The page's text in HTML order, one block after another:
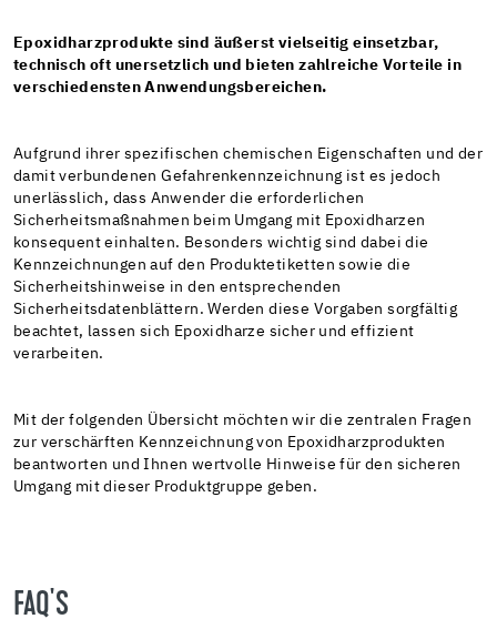
Epoxidharzprodukte sind äußerst vielseitig einsetzbar,
technisch oft unersetzlich und bieten zahlreiche Vorteile in
verschiedensten Anwendungsbereichen.
Aufgrund ihrer spezifischen chemischen Eigenschaften und der
damit verbundenen Gefahrenkennzeichnung ist es jedoch
unerlässlich, dass Anwender die erforderlichen
Sicherheitsmaßnahmen beim Umgang mit Epoxidharzen
konsequent einhalten. Besonders wichtig sind dabei die
Kennzeichnungen auf den Produktetiketten sowie die
Sicherheitshinweise in den entsprechenden
Sicherheitsdatenblättern. Werden diese Vorgaben sorgfältig
beachtet, lassen sich Epoxidharze sicher und effizient
verarbeiten.
Mit der folgenden Übersicht möchten wir die zentralen Fragen
zur verschärften Kennzeichnung von Epoxidharzprodukten
beantworten und Ihnen wertvolle Hinweise für den sicheren
Umgang mit dieser Produktgruppe geben.
FAQ'S